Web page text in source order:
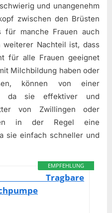
und unangenehm
zwischen den Brüsten
für manche Frauen auch
weiterer Nachteil ist, dass
für alle Frauen geeignet
Milchbildung haben oder
können von einer
da sie effektiver und
von Zwillingen oder
in der Regel eine
sie einfach schneller und
EMPFEHLUNG
Tragbare